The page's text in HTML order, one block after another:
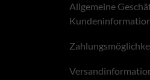
Allgemeine